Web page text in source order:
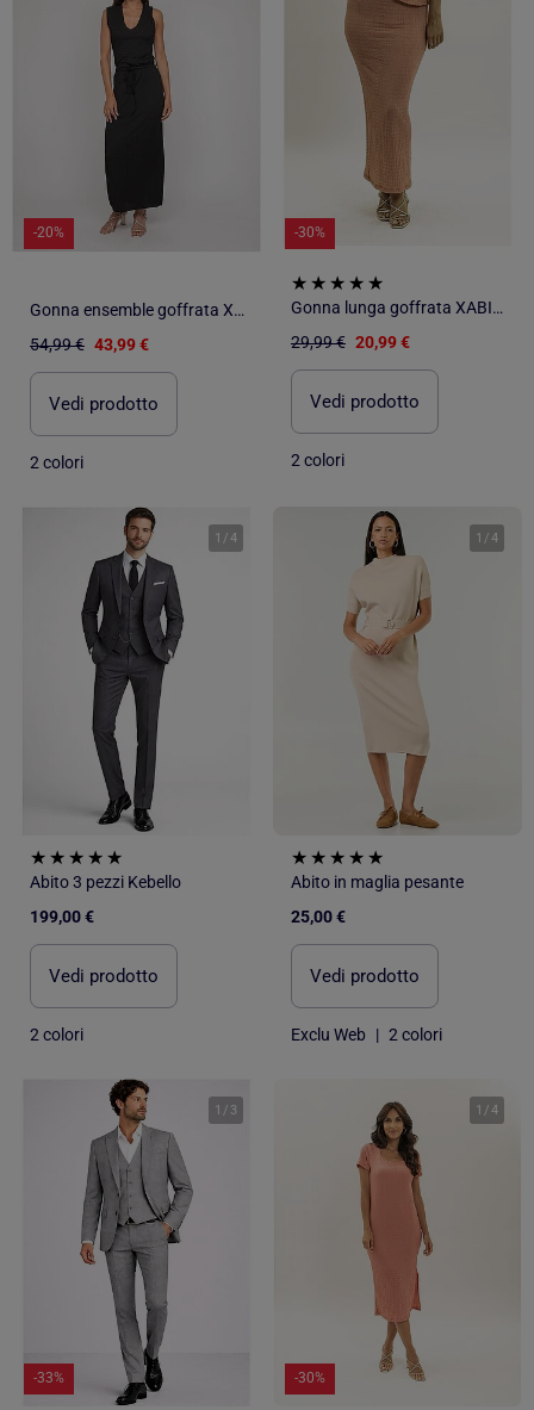
-20%
Gonna ensemble goffrata XOTAKA
54,99 € 43,99 €
Vedi prodotto
2 colori
-30%
Gonna lunga goffrata XABITA
29,99 € 20,99 €
Vedi prodotto
2 colori
1 /4
Abito 3 pezzi Kebello
199,00 €
Vedi prodotto
2 colori
1 /4
Abito in maglia pesante
25,00 €
Vedi prodotto
Exclu Web | 2 colori
1 / 3
-33%
1 /4
-30%